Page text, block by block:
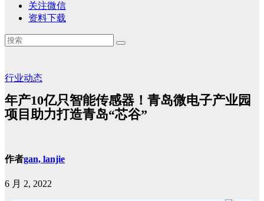
关注微信
资料下载
行业动态
年产10亿只智能传感器！青岛微电子产业园
项目助力打造青岛“芯谷”
作者gan, lanjie
6 月 2, 2022